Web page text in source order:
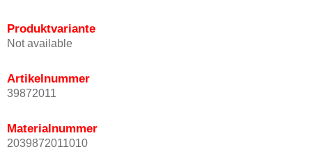
Produktvariante
Not available
Artikelnummer
39872011
Materialnummer
2039872011010